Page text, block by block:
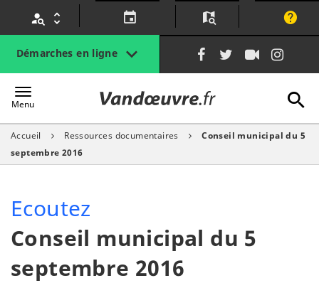
Gestion des traceurs
Démarches en ligne
Lien
vers
le
compte
Facebook
Lien
vers
Twitter
Lien
vers
chaîne
Youtube
vers
le
Menu Vandœuvre.fr
Accueil Ressources documentaires
Conseil municipal du 5
septembre 2016
Ecoutez
Conseil municipal du 5
septembre 2016